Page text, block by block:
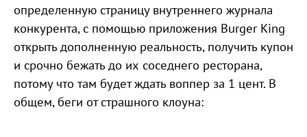
определенную страницу внутреннего журнала
конкурента, с помощью приложения Burger King
открыть дополненную реальность, получить купон
и срочно бежать до их соседнего ресторана,
потому что там будет ждать воппер за 1 цент. В
общем, беги от страшного клоуна: